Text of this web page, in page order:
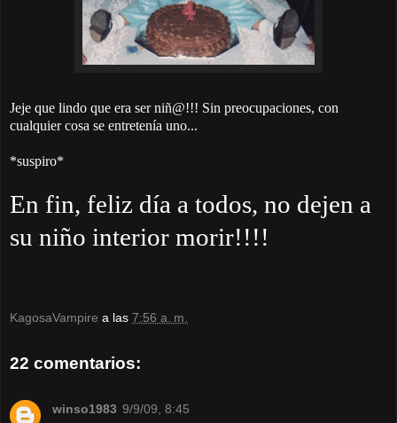
Jeje que lindo que era ser niñ@!!! Sin preocupaciones, con
cualquier cosa se entretenía uno...
*suspiro*
En fin, feliz día a todos, no dejen a
su niño interior morir!!!!
KagosaVampire a las 7:56 a. m.
22 comentarios:
winso1983 9/9/09, 8:45